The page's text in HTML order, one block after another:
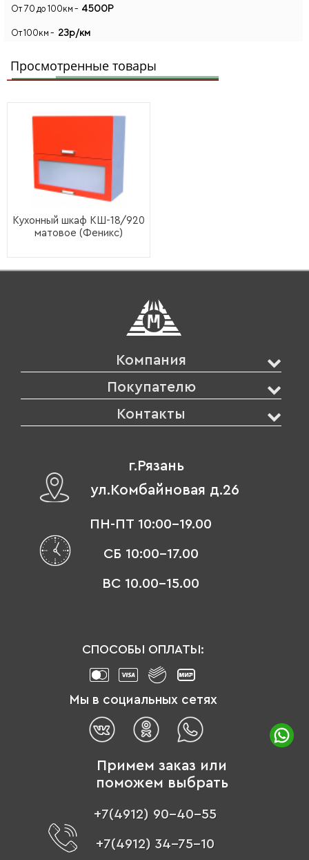
От 70 до 100км - 4500Р
От 100км - 23р/км
Просмотренные товары
Кухонный шкаф КШ-18/920
матовое (Феникс)
Компания
Покупателю
Контакты
г.Рязань
ул.Комбайновая д.26
ПН-ПТ 10:00-19.00
СБ 10:00-17.00
ВС 10.00-15.00
СПОСОБЫ ОПЛАТЫ:
Мы в социальных сетях
Примем заказ или
поможем выбрать
+7(4912) 90-40-55
+7(4912) 34-75-10